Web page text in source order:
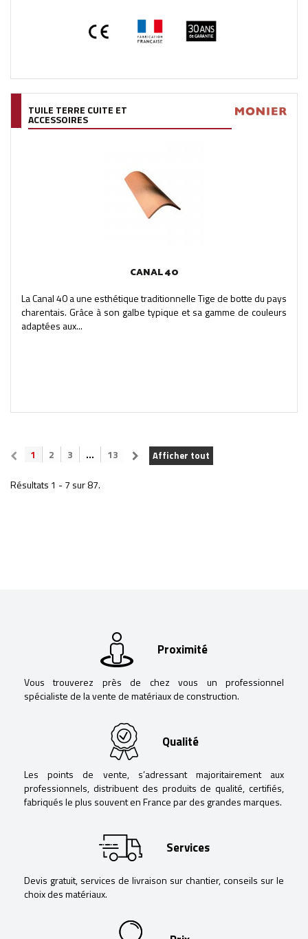
TUILE TERRE CUITE ET
ACCESSOIRES
CANAL 40
La Canal 40 a une esthétique traditionnelle Tige de botte du pays
charentais. Grâce à son galbe typique et sa gamme de couleurs
adaptées aux...
Afficher tout
1 2 3 ... 13
Résultats 1 - 7 sur 87.
Proximité
Vous trouverez près de chez vous un professionnel
spécialiste de la vente de matériaux de construction.
Qualité
Les points de vente, s’adressant majoritairement aux
professionnels, distribuent des produits de qualité, certifiés,
fabriqués le plus souvent en France par des grandes marques.
Services
Devis gratuit, services de livraison sur chantier, conseils sur le
choix des matériaux.